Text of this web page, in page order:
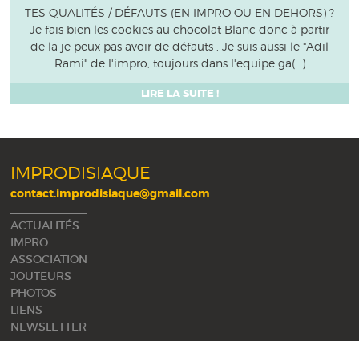
TES QUALITÉS / DÉFAUTS (EN IMPRO OU EN DEHORS) ?
Je fais bien les cookies au chocolat Blanc donc à partir
de la je peux pas avoir de défauts . Je suis aussi le "Adil
Rami" de l'impro, toujours dans l'equipe ga(...)
LIRE LA SUITE !
IMPRODISIAQUE
contact.improdisiaque@gmail.com
ACTUALITÉS
IMPRO
ASSOCIATION
JOUTEURS
PHOTOS
LIENS
NEWSLETTER